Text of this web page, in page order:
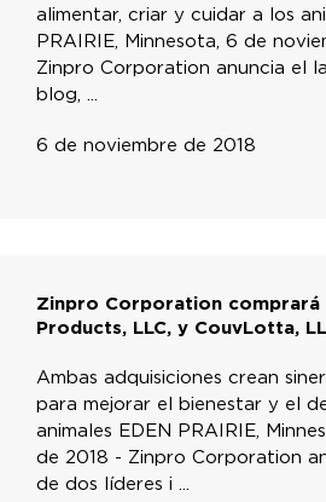
alimentar, criar y cuidar a los
PRAIRIE, Minnesota, 6 de
Zinpro Corporation anuncia el
blog, ...
6 de noviembre de 2018
Zinpro Corporation comprará
Products, LLC, y CouvLotta,
Ambas adquisiciones crean
para mejorar el bienestar y el
animales EDEN PRAIRIE,
de 2018 - Zinpro Corporation
de dos líderes i ...